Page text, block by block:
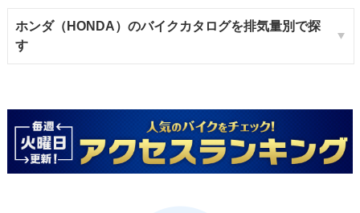
ホンダ（HONDA）のバイクカタログを排気量別で探
す